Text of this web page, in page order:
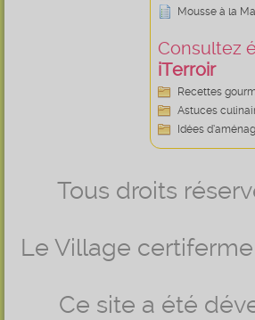
Mousse à la
Consultez
iTerroir
Recettes
Astuces
Idées
Tous droits
Le Village
Ce site a été